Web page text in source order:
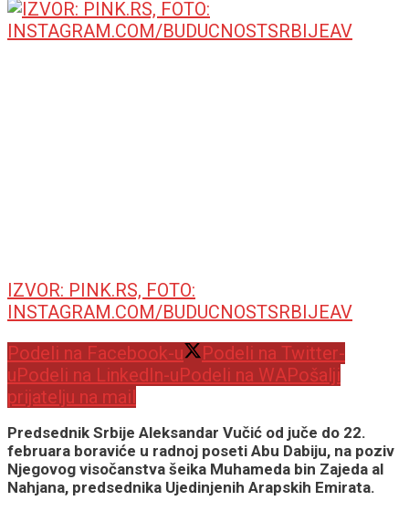
IZVOR: PINK.RS, FOTO:
INSTAGRAM.COM/BUDUCNOSTSRBIJEAV
Podeli na Facebook-u
Podeli na Twitter-
uPodeli na LinkedIn-uPodeli na WAPošalji
prijatelju na mail
Predsednik Srbije Aleksandar Vučić od juče do 22.
februara boraviće u radnoj poseti Abu Dabiju, na poziv
Njegovog visočanstva šeika Muhameda bin Zajeda al
Nahjana, predsednika Ujedinjenih Arapskih Emirata.